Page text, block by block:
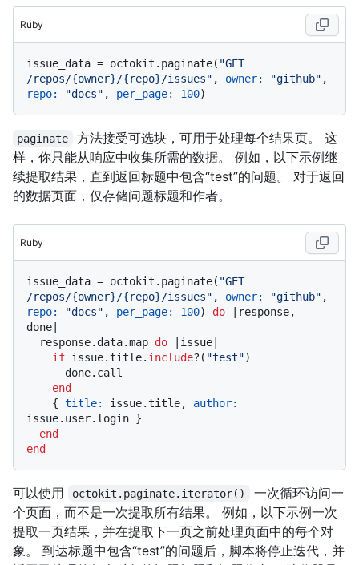
Ruby
issue_data = octokit.paginate( "GET
/repos/{owner}/{repo}/issues" , owner: "github"
repo:
"docs" , per_page: 100
paginate
方法接受可选块，可用于处理每个结果页。 这
样，你只能从响应中收集所需的数据。 例如，以下示例继
续提取结果，直到返回标题中包含“test”的问题。 对于返回
的数据页面，仅存储问题标题和作者。
Ruby
issue_data = octokit.paginate( "GET
/repos/{owner}/{repo}/issues" , owner: "github"
repo:
"docs" , per_page: 100) do
response,
done
  response.data.map
do issue
if issue.title. include?( "test")
end
    {
title: issue.title, author:
issue.user.login }
end
end
可以使用 octokit.paginate.iterator()
一次循环访问一
个页面，而不是一次提取所有结果。 例如，以下示例一次
提取一页结果，并在提取下一页之前处理页面中的每个对
象。 到达标题中包含“test”的问题后，脚本将停止迭代，并